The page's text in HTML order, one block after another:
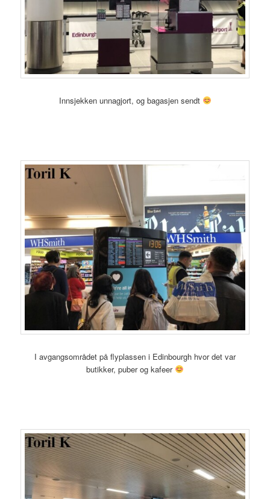
Innsjekken unnagjort, og bagasjen sendt
I avgangsområdet på flyplassen i Edinbourgh hvor det var
butikker, puber og kafeer